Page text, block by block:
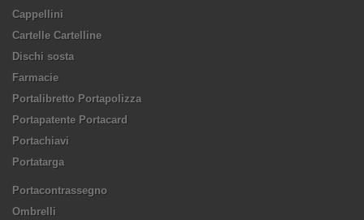
Cappellini
Cartelle Cartelline
Dischi sosta
Farmacie
Portalibretto Portapolizza
Portapatente Portacard
Portachiavi
Portatarga
Portacontrassegno
Ombrelli